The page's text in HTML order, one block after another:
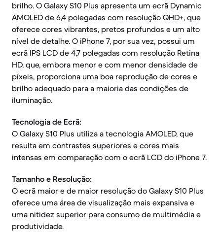
brilho. O Galaxy S10 Plus apresenta um ecrã Dynamic
AMOLED de 6,4 polegadas com resolução QHD+, que
oferece cores vibrantes, pretos profundos e um alto
nível de detalhe. O iPhone 7, por sua vez, possui um
ecrã IPS LCD de 4,7 polegadas com resolução Retina
HD, que, embora menor e com menor densidade de
píxeis, proporciona uma boa reprodução de cores e
brilho adequado para a maioria das condições de
iluminação.
Tecnologia de Ecrã:
O Galaxy S10 Plus utiliza a tecnologia AMOLED, que
resulta em contrastes superiores e cores mais
intensas em comparação com o ecrã LCD do iPhone 7.
Tamanho e Resolução:
O ecrã maior e de maior resolução do Galaxy S10 Plus
oferece uma área de visualização mais expansiva e
uma nitidez superior para consumo de multimédia e
produtividade.